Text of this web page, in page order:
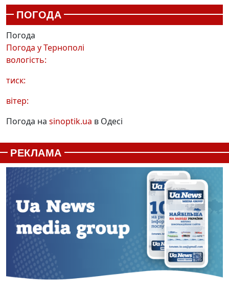
ПОГОДА
Погода
Погода уТернополі
вологість:
тиск:
вітер:
Погода на sinoptik.ua в Одесі
РЕКЛАМА